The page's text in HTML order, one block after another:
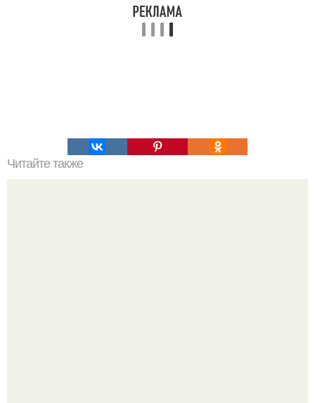
Читайте также